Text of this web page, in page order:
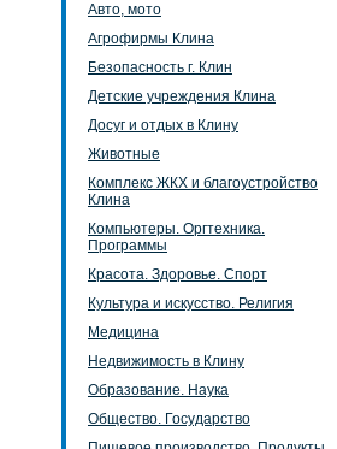
Авто, мото
Агрофирмы Клина
Безопасность г. Клин
Детские учреждения Клина
Досуг и отдых в Клину
Животные
Комплекс ЖКХ и благоустройство
Клина
Компьютеры. Оргтехника.
Программы
Красота. Здоровье. Спорт
Культура и искусство. Религия
Медицина
Недвижимость в Клину
Образование. Наука
Общество. Государство